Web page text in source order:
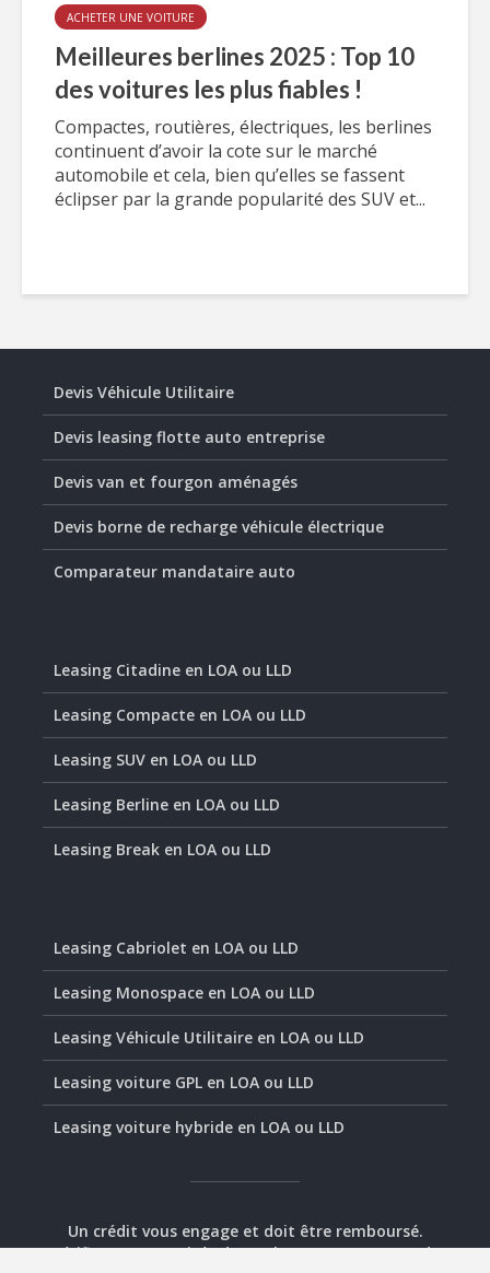
ACHETER UNE VOITURE
Meilleures berlines 2025 : Top 10
des voitures les plus fiables !
Compactes, routières, électriques, les berlines
continuent d’avoir la cote sur le marché
automobile et cela, bien qu’elles se fassent
éclipser par la grande popularité des SUV et...
Devis Véhicule Utilitaire
Devis leasing flotte auto entreprise
Devis van et fourgon aménagés
Devis borne de recharge véhicule électrique
Comparateur mandataire auto
Leasing Citadine en LOA ou LLD
Leasing Compacte en LOA ou LLD
Leasing SUV en LOA ou LLD
Leasing Berline en LOA ou LLD
Leasing Break en LOA ou LLD
Leasing Cabriolet en LOA ou LLD
Leasing Monospace en LOA ou LLD
Leasing Véhicule Utilitaire en LOA ou LLD
Leasing voiture GPL en LOA ou LLD
Leasing voiture hybride en LOA ou LLD
Un crédit vous engage et doit être remboursé.
Vérifiez vos capacités de remboursement avant de